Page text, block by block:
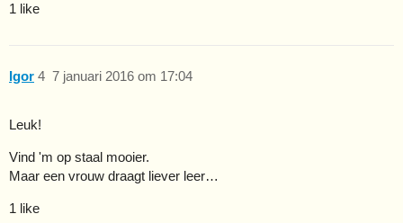
1 like
Igor 7 januari 2016 om 17:04
4
Leuk!
Vind 'm op staal mooier.
Maar een vrouw draagt liever leer…
1 like